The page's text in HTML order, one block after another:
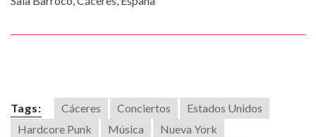
Tags: Cáceres Conciertos
Estados Unidos
Hardcore Punk
Música
Nueva York